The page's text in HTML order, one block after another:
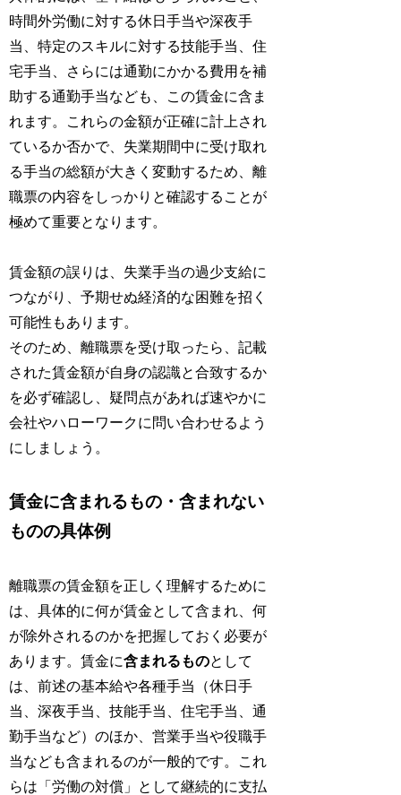
時間外労働に対する休日手当や深夜手
当、特定のスキルに対する技能手当、住
宅手当、さらには通勤にかかる費用を補
助する通勤手当なども、この賃金に含ま
れます。これらの金額が正確に計上され
ているか否かで、失業期間中に受け取れ
る手当の総額が大きく変動するため、離
職票の内容をしっかりと確認することが
極めて重要となります。
賃金額の誤りは、失業手当の過少支給に
つながり、予期せぬ経済的な困難を招く
可能性もあります。
そのため、離職票を受け取ったら、記載
された賃金額が自身の認識と合致するか
を必ず確認し、疑問点があれば速やかに
会社やハローワークに問い合わせるよう
にしましょう。
賃金に含まれるもの・含まれない
ものの具体例
離職票の賃金額を正しく理解するために
は、具体的に何が賃金として含まれ、何
が除外されるのかを把握しておく必要が
あります。賃金に含まれるものとして
は、前述の基本給や各種手当（休日手
当、深夜手当、技能手当、住宅手当、通
勤手当など）のほか、営業手当や役職手
当なども含まれるのが一般的です。これ
らは「労働の対償」として継続的に支払